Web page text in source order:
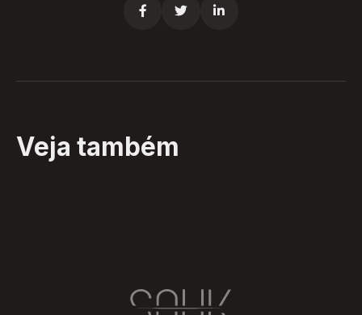
  
Veja também